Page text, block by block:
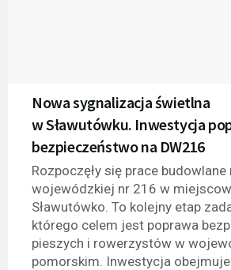
Nowa sygnalizacja świetlna
w Sławutówku. Inwestycja
bezpieczeństwo na DW216
Rozpoczęły się prace
wojewódzkiej nr 216 w
Sławutówko. To kolejny etap
którego celem jest poprawa
pieszych i rowerzystów w
pomorskim. Inwestycja